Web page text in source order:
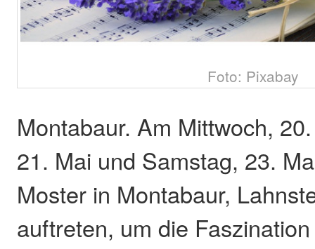
Foto: Pixabay
Montabaur. Am Mittwoch,
21. Mai und Samstag, 23.
Moster in Montabaur,
auftreten, um die